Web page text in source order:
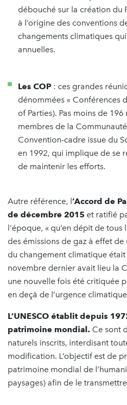
débouché sur la création du
à l’origine des conventions
changements climatiques
annuelles.
Les COP : ces grandes
dénommées « Conférences
of Parties). Pas moins de
membres de la
Convention-cadre issue du
en 1992, qui implique de se
de maintenir les efforts.
Autre référence, l’Accord de
de décembre 2015 et ratifié
l'époque, « qu’en dépit de tous
des émissions de gaz à effet
du changement climatique était
novembre dernier avait lieu la
une nouvelle fois été critiquée
en deçà de l’urgence
L’UNESCO établit depuis
patrimoine mondial. Ce sont
naturels inscrits, interdisant
modification. L’objectif est de
patrimoine mondial de
paysages) afin de le